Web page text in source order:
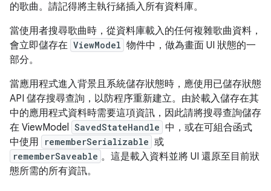
的歌曲。請記得將主執行緒插入所有資料庫。
當使用者搜尋歌曲時，從資料庫載入的任何複雜歌曲資料，
會立即儲存在 ViewModel 物件中，做為畫面 UI 狀態的一
部分。
當應用程式進入背景且系統儲存狀態時，應使用已儲存狀態
API 儲存搜尋查詢，以防程序重新建立。由於載入儲存在其
中的應用程式資料時需要這項資訊，因此請將搜尋查詢儲存
在 ViewModel SavedStateHandle 中，或在可組合函式
中使用
rememberSerializable 或
rememberSaveable 。這是載入資料並將 UI 還原至目前狀
態所需的所有資訊。